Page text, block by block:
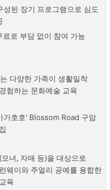
성된 장기 프로그램으로 심도
료로 부담 없이 참여 가능
다양한 가족이 생활밀착
험하는 문화예술 교육
가호호' Blossom Road 구암
녀, 자매 등)을 대상으로
웨이와 주얼리 공예를 융합한
육